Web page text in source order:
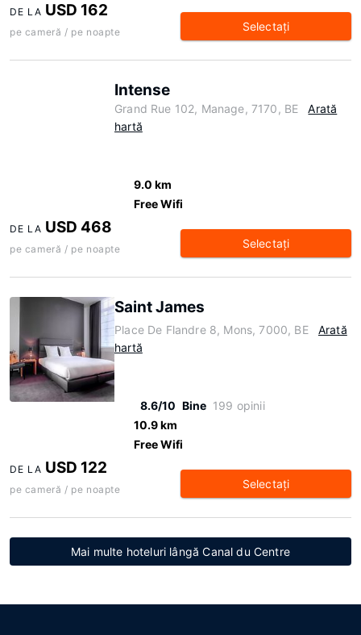
DE LA USD 162
pe cameră / pe noapte Selectaţi
Intense
Grand Rue 102, Manage, 7170, BE
Arată
hartă
9.0 km
Free Wifi
DE LA USD 468
pe cameră / pe noapte Selectaţi
Saint James
Place De Flandre 8, Mons, 7000, BE
Arată
hartă
8.6/10 Bine 199 opinii
10.9 km
Free Wifi
DE LA USD 122
pe cameră / pe noapte Selectaţi
Mai multe hoteluri lângă Canal du Centre